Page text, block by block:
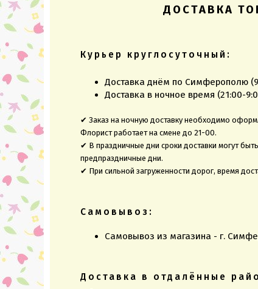
ДОСТАВКА
Курьер круглосуточный:
Доставка днём по Симферополю
Доставка в ночное время (21:00-
✔ Заказ на ночную доставку необходимо
Флорист работает на смене до 21-00.
✔ В праздничные дни сроки доставки могут
предпраздничные дни.
✔ При сильной загруженности дорог, время
Самовывоз:
Самовывоз из магазина - г.
Доставка в отдалённые